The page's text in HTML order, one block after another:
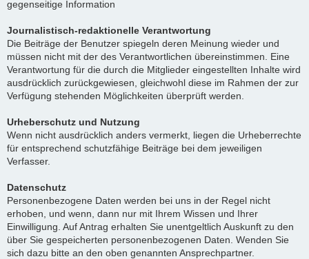
gegenseitige Information
Journalistisch-redaktionelle Verantwortung
Die Beiträge der Benutzer spiegeln deren Meinung wieder und
müssen nicht mit der des Verantwortlichen übereinstimmen. Eine
Verantwortung für die durch die Mitglieder eingestellten Inhalte wird
ausdrücklich zurückgewiesen, gleichwohl diese im Rahmen der zur
Verfügung stehenden Möglichkeiten überprüft werden.
Urheberschutz und Nutzung
Wenn nicht ausdrücklich anders vermerkt, liegen die Urheberrechte
für entsprechend schutzfähige Beiträge bei dem jeweiligen
Verfasser.
Datenschutz
Personenbezogene Daten werden bei uns in der Regel nicht
erhoben, und wenn, dann nur mit Ihrem Wissen und Ihrer
Einwilligung. Auf Antrag erhalten Sie unentgeltlich Auskunft zu den
über Sie gespeicherten personenbezogenen Daten. Wenden Sie
sich dazu bitte an den oben genannten Ansprechpartner.